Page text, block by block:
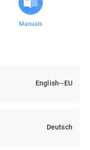
Manuals
English--EU
Deutsch